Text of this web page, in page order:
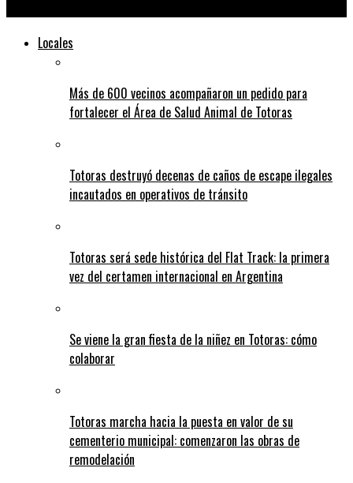
Locales
Más de 600 vecinos acompañaron un pedido para
fortalecer el Área de Salud Animal de Totoras
Totoras destruyó decenas de caños de escape ilegales
incautados en operativos de tránsito
Totoras será sede histórica del Flat Track: la primera
vez del certamen internacional en Argentina
Se viene la gran fiesta de la niñez en Totoras: cómo
colaborar
Totoras marcha hacia la puesta en valor de su
cementerio municipal: comenzaron las obras de
remodelación